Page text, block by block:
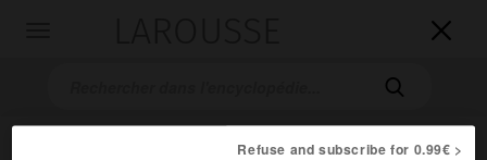


Refuse and subscribe for 0.99€ >